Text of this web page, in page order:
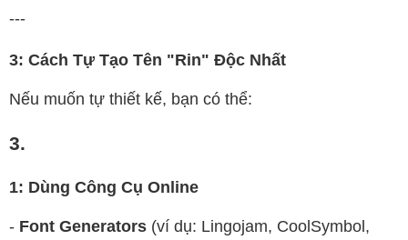
---
3: Cách Tự Tạo Tên "Rin" Độc Nhất
Nếu muốn tự thiết kế, bạn có thể:
3.
1: Dùng Công Cụ Online
- Font Generators (ví dụ: Lingojam, CoolSymbol,